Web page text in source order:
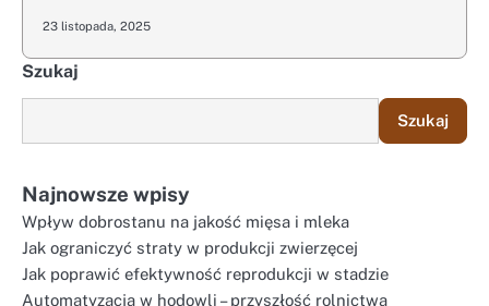
23 listopada, 2025
Szukaj
Szukaj
Najnowsze wpisy
Wpływ dobrostanu na jakość mięsa i mleka
Jak ograniczyć straty w produkcji zwierzęcej
Jak poprawić efektywność reprodukcji w stadzie
Automatyzacja w hodowli – przyszłość rolnictwa